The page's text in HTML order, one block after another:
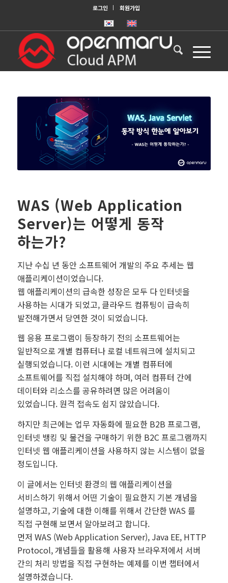
로그인 회원가입
WAS (Web Application
Server)는 어떻게 동작
하는가?
지난 수십 년 동안 소프트웨어 개발의 주요 추세는 웹
애플리케이션이었습니다.
웹 애플리케이션의 급속한 성장은 모두 다 인터넷을
사용하는 시대가 되었고, 클라우드 컴퓨팅이 급속히
발전해가면서 당연한 것이 되었습니다.
웹 응용 프로그램이 등장하기 전의 소프트웨어는
일반적으로 개별 컴퓨터나 로컬 네트워크에 설치되고
실행되었습니다. 이런 시대에는 개별 컴퓨터에
소프트웨어를 직접 설치해야 하며, 여러 컴퓨터 간에
데이터와 리소스를 공유하려면 많은 어려움이
있었습니다. 원격 접속도 쉽지 않았습니다.
하지만 최근에는 업무 자동화에 필요한 B2B 프로그램,
인터넷 뱅킹 및 물건을 구매하기 위한 B2C 프로그램까지
인터넷 웹 애플리케이션을 사용하지 않는 시스템이 없을
정도입니다.
이 글에서는 인터넷 환경의 웹 애플리케이션을
서비스하기 위해서 어떤 기술이 필요한지 기본 개념을
설명하고, 기술에 대한 이해를 위해서 간단한 WAS 를
직접 구현해 보면서 알아보려고 합니다.
먼저 WAS (Web Application Server), Java EE, HTTP
Protocol, 개념들을 활용해 사용자 브라우저에서 서버
간의 처리 방법을 직접 구현하는 예제를 이번 챕터에서
설명하겠습니다.